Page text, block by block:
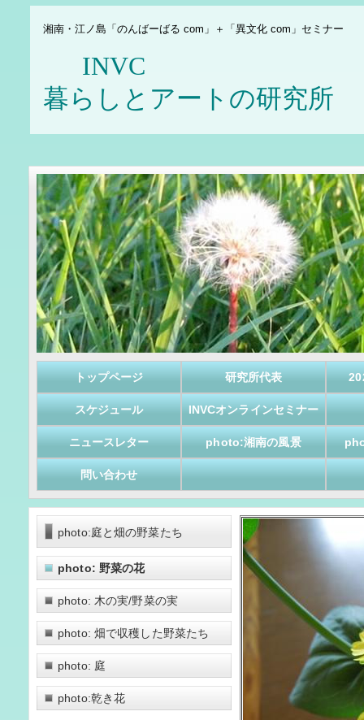
湘南・江ノ島「のんばーばる com」＋「異文化 com」セミナー
暮らしとアートの研究所
トップページ 研究所代表
スケジュール INVCオンラインセミナー
ニュースレター photo:湘南の風景
問い合わせ
photo:庭と畑の野菜たち
photo: 野菜の花
photo: 木の実/野菜の実
photo: 畑で収穫した野菜たち
photo: 庭
photo:乾き花